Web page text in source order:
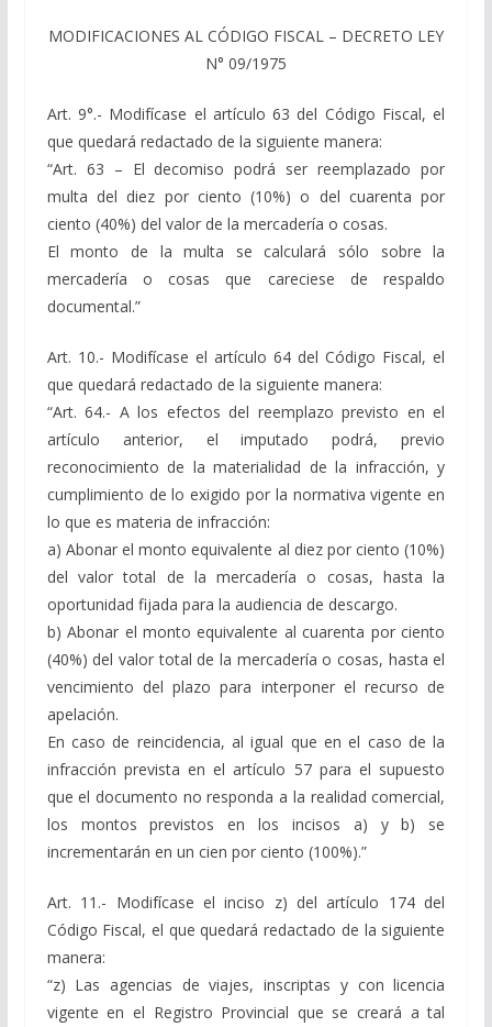
MODIFICACIONES AL CÓDIGO FISCAL – DECRETO LEY
N° 09/1975
Art. 9°.- Modifícase el artículo 63 del Código Fiscal, el
que quedará redactado de la siguiente manera:
“Art. 63 – El decomiso podrá ser reemplazado por
multa del diez por ciento (10%) o del cuarenta por
ciento (40%) del valor de la mercadería o cosas.
El monto de la multa se calculará sólo sobre la
mercadería o cosas que careciese de respaldo
documental.”
Art. 10.- Modifícase el artículo 64 del Código Fiscal, el
que quedará redactado de la siguiente manera:
“Art. 64.- A los efectos del reemplazo previsto en el
artículo anterior, el imputado podrá, previo
reconocimiento de la materialidad de la infracción, y
cumplimiento de lo exigido por la normativa vigente en
lo que es materia de infracción:
a) Abonar el monto equivalente al diez por ciento (10%)
del valor total de la mercadería o cosas, hasta la
oportunidad fijada para la audiencia de descargo.
b) Abonar el monto equivalente al cuarenta por ciento
(40%) del valor total de la mercadería o cosas, hasta el
vencimiento del plazo para interponer el recurso de
apelación.
En caso de reincidencia, al igual que en el caso de la
infracción prevista en el artículo 57 para el supuesto
que el documento no responda a la realidad comercial,
los montos previstos en los incisos a) y b) se
incrementarán en un cien por ciento (100%).”
Art. 11.- Modifícase el inciso z) del artículo 174 del
Código Fiscal, el que quedará redactado de la siguiente
manera:
“z) Las agencias de viajes, inscriptas y con licencia
vigente en el Registro Provincial que se creará a tal